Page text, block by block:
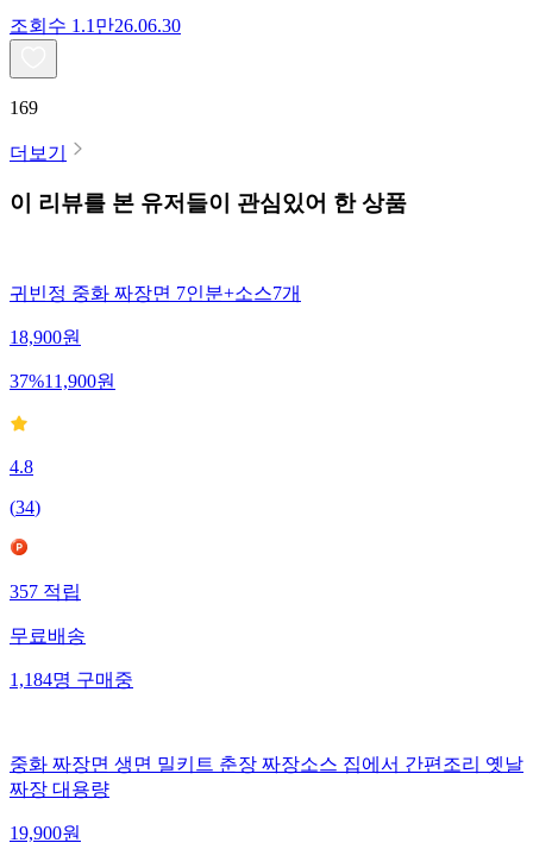
조회수 1.1만26.06.30
169
더보기
이 리뷰를 본 유저들이 관심있어 한 상품
귀빈정 중화 짜장면 7인분+소스7개
18,900원
37%11,900원
4.8
(34)
357적립
무료배송
1,184명구매중
중화 짜장면 생면 밀키트 춘장 짜장소스 집에서 간편조리 옛날
짜장 대용량
19,900원